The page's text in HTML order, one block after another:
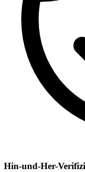
Hin-und-Her-